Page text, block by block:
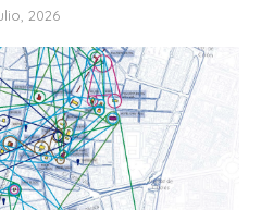
2026